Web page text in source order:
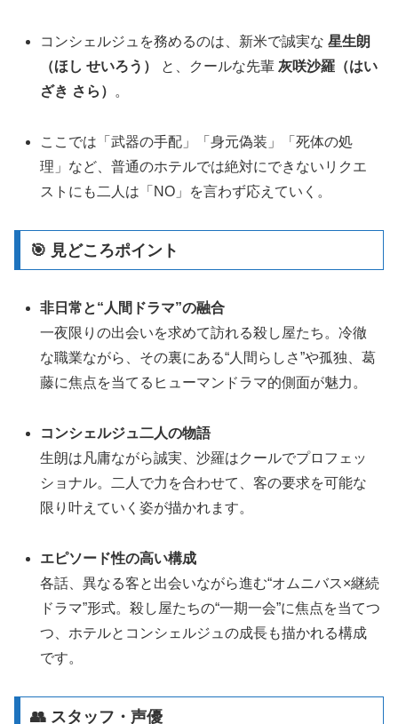
コンシェルジュを務めるのは、新米で誠実な星生朗
（ほし せいろう）
と、クールな先輩 灰咲沙羅（はい
ざき さら）
。
ここでは「武器の手配」「身元偽装」「死体の処
理」など、普通のホテルでは絶対にできないリクエ
ストにも二人は「NO」を言わず応えていく 。
🎯 見どころポイント
非日常と“人間ドラマ”の融合
一夜限りの出会いを求めて訪れる殺し屋たち。冷徹
な職業ながら、その裏にある“人間らしさ”や孤独、葛
藤に焦点を当てるヒューマンドラマ的側面が魅力。
コンシェルジュ二人の物語
生朗は凡庸ながら誠実、沙羅はクールでプロフェッ
ショナル。二人で力を合わせて、客の要求を可能な
限り叶えていく姿が描かれます。
エピソード性の高い構成
各話、異なる客と出会いながら進む“オムニバス×継続
ドラマ”形式。殺し屋たちの“一期一会”に焦点を当てつ
つ、ホテルとコンシェルジュの成長も描かれる構成
です。
👥 スタッフ・声優